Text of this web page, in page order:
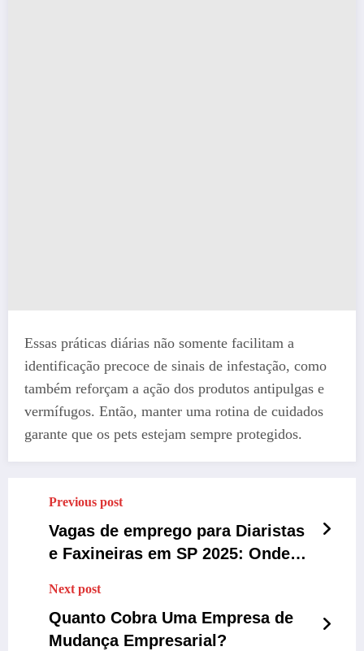
Essas práticas diárias não somente facilitam a
identificação precoce de sinais de infestação, como
também reforçam a ação dos produtos antipulgas e
vermífugos. Então, manter uma rotina de cuidados
garante que os pets estejam sempre protegidos.
Previous post
Vagas de emprego para Diaristas
e Faxineiras em SP 2025: Onde
Next post
Quanto Cobra Uma Empresa de
Mudança Empresarial?